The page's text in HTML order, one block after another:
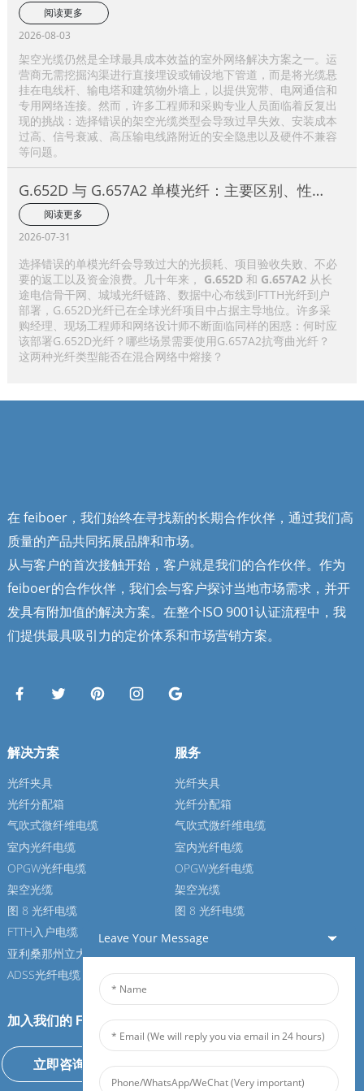
阅读更多
2026-08-03
架空光缆仍然是全球最具成本效益的室外网络解决方案之一。运
营商无需挖掘沟渠进行直接埋设或铺设地下管道，而是将光缆悬
挂在电线杆、输电塔和建筑物外墙上，以提供宽带、电网通信和
专用网络连接。然而，许多工程师和采购专业人员面临着反复出
现的挑战：选择错误的架空光缆类型会导致过早失效、安装成本
过高、信号衰减、高压输电线路附近的安全隐患以及硬件不兼容
等问题。
G.652D 与 G.657A2 单模光纤：主要区别、性能
比较及应用选择指南
阅读更多
2026-07-31
选择错误的单模光纤会导致过大的光损耗、项目验收失败、不必
要的返工以及资金浪费。几十年来， G.652D和 G.657A2从长
途电信骨干网、城域光纤链路、数据中心布线到FTTH光纤到户
部署，G.652D光纤已在全球光纤项目中占据主导地位。许多采
购经理、现场工程师和网络设计师不断面临同样的困惑：何时应
该部署G.652D光纤？哪些场景需要使用G.657A2抗弯曲光纤？
这两种光纤类型能否在混合网络中熔接？
在 feiboer，我们始终在寻找新的长期合作伙伴，通过我们高
质量的产品共同拓展品牌和市场。
从与客户的首次接触开始，客户就是我们的合作伙伴。作为
feiboer的合作伙伴，我们会与客户探讨当地市场需求，并开
发具有附加值的解决方案。在整个ISO 9001认证流程中，我
们提供最具吸引力的定价体系和市场营销方案。
解决方案
光纤夹具
光纤分配箱
气吹式微纤维电缆
室内光纤电缆
OPGW光纤电缆
架空光缆
图 8 光纤电缆
FTTH入户电缆
亚利桑那州立大学光纤电缆
ADSS光纤电缆
服务
光纤夹具
光纤分配箱
气吹式微纤维电缆
室内光纤电缆
OPGW光纤电缆
架空光缆
图 8 光纤电缆
FTTH入户电缆
亚利桑那州立大学光纤电缆
ADSS光纤电缆
加入我们的 Feiboer
立即咨询
Leave Your Message